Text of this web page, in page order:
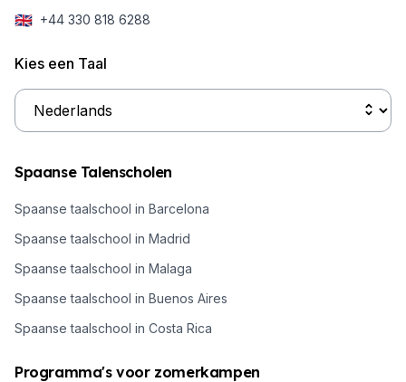
🇬🇧 +44 330 818 6288
Kies een Taal
Spaanse Talenscholen
Spaanse taalschool in Barcelona
Spaanse taalschool in Madrid
Spaanse taalschool in Malaga
Spaanse taalschool in Buenos Aires
Spaanse taalschool in Costa Rica
Programma's voor zomerkampen